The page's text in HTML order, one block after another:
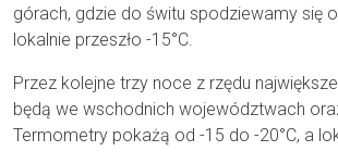
górach, gdzie do świtu spodziewamy się
lokalnie przeszło -15°C.
Przez kolejne trzy noce z rzędu
będą we wschodnich województwach
Termometry pokażą od -15 do -20°C, a